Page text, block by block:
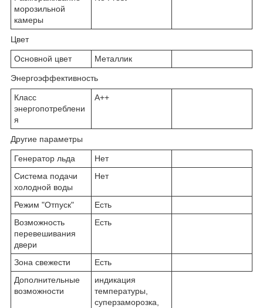
морозильной
камеры
Цвет
Основной цвет Металлик
Энергоэффективность
Класс
энергопотреблени
я
A++
Другие параметры
Генератор льда
Нет
Система подачи
холодной воды
Нет
Режим "Отпуск"
Есть
Возможность
перевешивания
двери
Есть
Зона свежести
Есть
Дополнительные
возможности
индикация
температуры,
суперзаморозка,